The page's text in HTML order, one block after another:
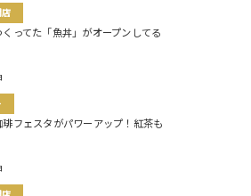
ってた「魚丼」がオープンしてる
琲フェスタがパワーアップ！紅茶も